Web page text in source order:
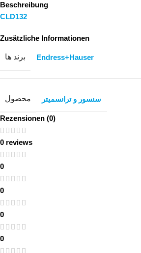
Beschreibung
CLD132
Zusätzliche Informationen
برند ها Endress+Hauser
محصول سنسور و ترانسمیتر
Rezensionen (0)
0 reviews
0
0
0
0